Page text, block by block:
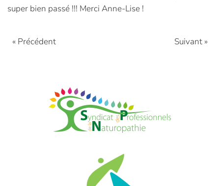
super bien passé !!! Merci Anne-Lise !
« Précédent Suivant »